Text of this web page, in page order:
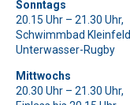
Bitte lasse dieses Feld
Bitte beweise, dass du
Tasse.
Bitte lasse dieses Feld
Bitte beweise, dass du
Tasse.
Sonntags
20.15 Uhr – 21.30 Uhr,
Schwimmbad
Unterwasser-Rugby
Mittwochs
20.30 Uhr – 21.30 Uhr,